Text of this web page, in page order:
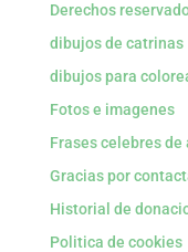
Derechos
dibujos de catrinas
dibujos para
Fotos e imagenes
Frases celebres
Gracias por
Historial de
Politica de cookies